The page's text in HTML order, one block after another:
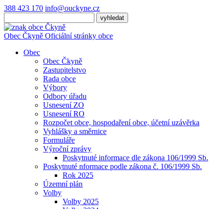
388 423 170 info@ouckyne.cz
Obec Čkyně Oficiální stránky obce
Obec
Obec Čkyně
Zastupitelstvo
Rada obce
Výbory
Odbory úřadu
Usnesení ZO
Usnesení RO
Rozpočet obce, hospodaření obce, účetní uzávěrka
Vyhlášky a směrnice
Formuláře
Výroční zprávy
Poskytnuté informace dle zákona 106/1999 Sb.
Poskytnuté nformace podle zákona č. 106/1999 Sb.
Rok 2025
Územní plán
Volby
Volby 2025